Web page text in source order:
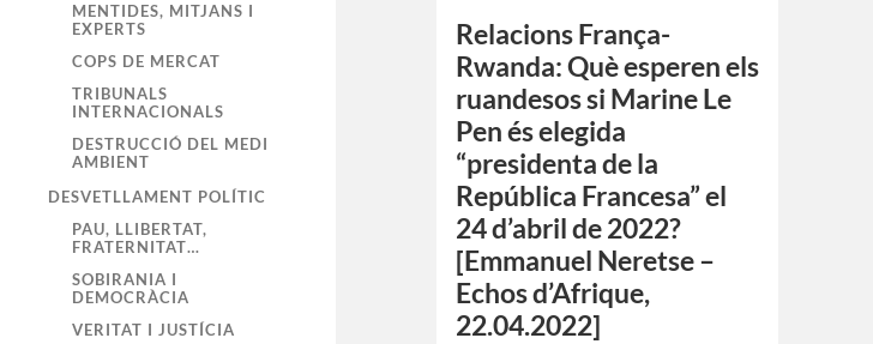
MENTIDES, MITJANS I
EXPERTS
COPS DE MERCAT
TRIBUNALS
INTERNACIONALS
DESTRUCCIÓ DEL MEDI
AMBIENT
DESVETLLAMENT POLÍTIC
PAU, LLIBERTAT,
FRATERNITAT…
SOBIRANIA I
DEMOCRÀCIA
VERITAT I JUSTÍCIA
Relacions França-
Rwanda: Què esperen els
ruandesos si Marine Le
Pen és elegida
“presidenta de la
República Francesa” el
24 d’abril de 2022?
[Emmanuel Neretse –
Echos d’Afrique,
22.04.2022]